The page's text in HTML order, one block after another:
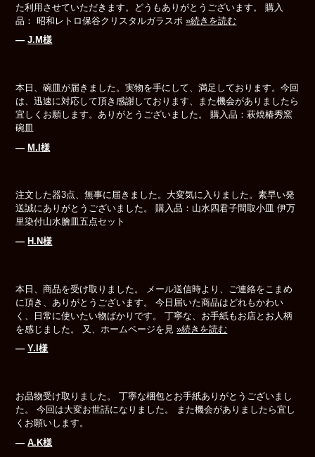
た利用させていただきます。どうもありがとうございます。 購入
品： 昭和レトロ保谷クリスタルガラスボ»続きを読む
―J.M様
本日、碗皿が届きました。実物を手にして、満足しております。今回
は、迅速に対応して頂き感謝しております、また機会がありましたら
宜しくお願します。ありがとうございました。 購入品：萩焼椿秀窯
碗皿
―M.I様
注文した器3点、無事に届きました。大変気に入りました。素早い発
送誠にありがとうございました。 購入品：山水四君子間取小皿 伊万
里染付山水膾皿五点セット
― H.N様
本日、商品を受け取りました。 メール送信時より、ご連絡をこまめ
に頂き、ありがとうございます。 今日届いた商品はどれもかわい
く、日常に使いたい物ばかりです。 丁寧な、お手紙もお店とお人柄
を感じました。 又、ホームページを見»続きを読む
―Y.I様
お品物受け取りました。 丁寧な梱包とお手紙ありがとうございまし
た。 今回は大変お世話になりました。 また機会がありましたら宜し
くお願いします。
―A.K様